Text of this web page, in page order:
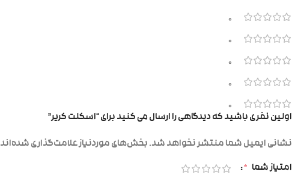
0
0
0
0
0
اولین نفری باشید که دیدگاهی را ارسال می کنید برای “اسکلت کریر”
نشانی ایمیل شما منتشر نخواهد شد.بخش‌های موردنیاز علامت‌گذاری شده‌اند
امتیاز شما *